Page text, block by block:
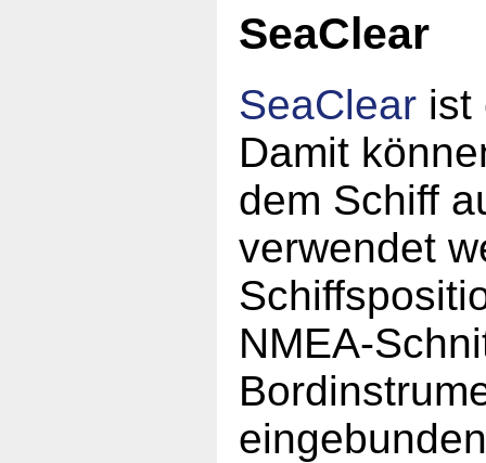
SeaClear
SeaClear ist
Damit
dem Schiff
verwendet
NMEA-